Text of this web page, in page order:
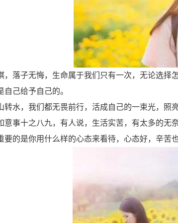
，落子无悔，生命属于我们只有一次，无论选
自己给予自己的。
转水，我们都无畏前行，活成自己的一束光，照
意事十之八九，有人说，生活实苦，有太多的
要的是你用什么样的心态来看待，心态好，辛苦